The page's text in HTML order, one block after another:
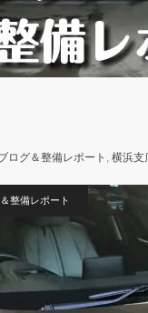
ログ＆整備レポート , 横浜支
整備レポート